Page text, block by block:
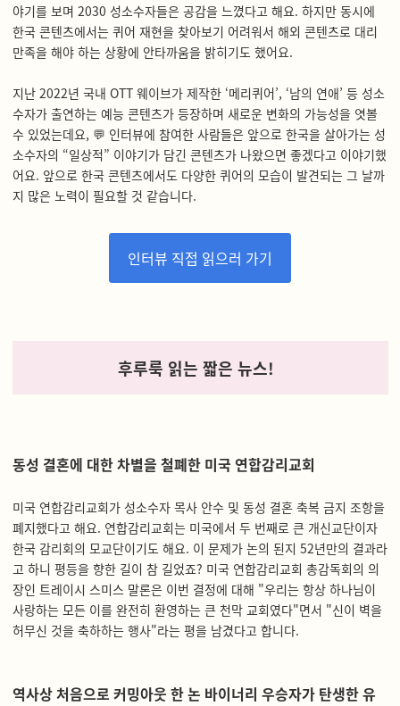
야기를 보며 2030 성소수자들은 공감을 느꼈다고 해요. 하지만 동시에
한국 콘텐츠에서는 퀴어 재현을 찾아보기 어려워서 해외 콘텐츠로 대리
만족을 해야 하는 상황에 안타까움을 밝히기도 했어요.
지난 2022년 국내 OTT 웨이브가 제작한 ‘메리퀴어’, ‘남의 연애’ 등 성소
수자가 출연하는 예능 콘텐츠가 등장하며 새로운 변화의 가능성을 엿볼
수 있었는데요, 💬 인터뷰에 참여한 사람들은 앞으로 한국을 살아가는 성
소수자의 “일상적” 이야기가 담긴 콘텐츠가 나왔으면 좋겠다고 이야기했
어요. 앞으로 한국 콘텐츠에서도 다양한 퀴어의 모습이 발견되는 그 날까
지 많은 노력이 필요할 것 같습니다.
인터뷰 직접 읽으러 가기
후루룩 읽는 짧은 뉴스!
동성 결혼에 대한 차별을 철폐한 미국 연합감리교회
미국 연합감리교회가 성소수자 목사 안수 및 동성 결혼 축복 금지 조항을
폐지했다고 해요. 연합감리교회는 미국에서 두 번째로 큰 개신교단이자
한국 감리회의 모교단이기도 해요. 이 문제가 논의 된지 52년만의 결과라
고 하니 평등을 향한 길이 참 길었죠? 미국 연합감리교회 총감독회의 의
장인 트레이시 스미스 말론은 이번 결정에 대해 "우리는 항상 하나님이
사랑하는 모든 이를 완전히 환영하는 큰 천막 교회였다"면서 "신이 벽을
허무신 것을 축하하는 행사"라는 평을 남겼다고 합니다.
역사상 처음으로 커밍아웃 한 논 바이너리 우승자가 탄생한 유